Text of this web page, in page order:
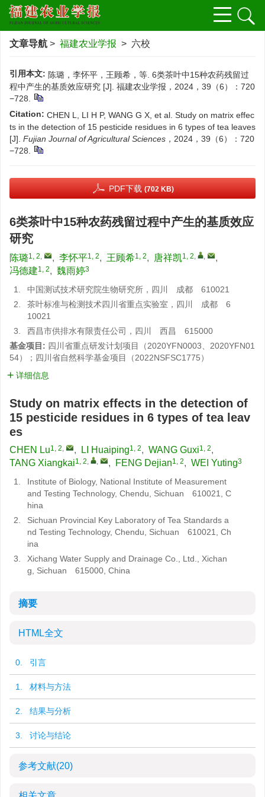
文章导航 > 福建农业学报 > 六校
引用本文: 陈璐，李怀平，王顾希，等. 6类茶叶中15种农药残留过
程中产生的基质效应研究 [J]. 福建农业学报，2024，39（6）：720
−728.
Citation: CHEN L, LI H P, WANG G X, et al. Study on matrix effec
ts in the detection of 15 pesticide residues in 6 types of tea leaves
[J]. Fujian Journal of Agricultural Sciences ，2024，39（6）：720
−728.
PDF下载 (702 KB)
6类茶叶中15种农药残留过程中产生的基质效应
研究
陈璐1, 2, , 李怀平1, 2, 王顾希1, 2, 唐祥凯1, 2, ,
,
冯德建1, 2, 魏雨婷3
1.
中国测试技术研究院生物研究所，四川 成都 610021
2.
茶叶标准与检测技术四川省重点实验室，四川 成都 6
10021
3.
西昌市供排水有限责任公司，四川 西昌 615000
基金项目: 四川省重点研发计划项目（2020YFN0003、2020YFN01
54）；四川省自然科学基金项目（2022NSFSC1775）
详细信息
Study on matrix effects in the detection of
15 pesticide residues in 6 types of tea leav
es
CHEN Lu1, 2, , LI Huaiping1, 2, WANG Guxi1, 2,
TANG Xiangkai1, 2, , , FENG Dejian1, 2, WEI Yuting3
1.
Institute of Biology, National Institute of Measurement
and Testing Technology, Chendu, Sichuan 610021, C
hina
2.
Sichuan Provincial Key Laboratory of Tea Standards a
nd Testing Technology, Chendu, Sichuan 610021, Ch
ina
3.
Xichang Water Supply and Drainage Co., Ltd., Xichan
g, Sichuan 615000, China
摘要
HTML全文
0. 引言
1. 材料与方法
2. 结果与分析
3. 讨论与结论
参考文献(20)